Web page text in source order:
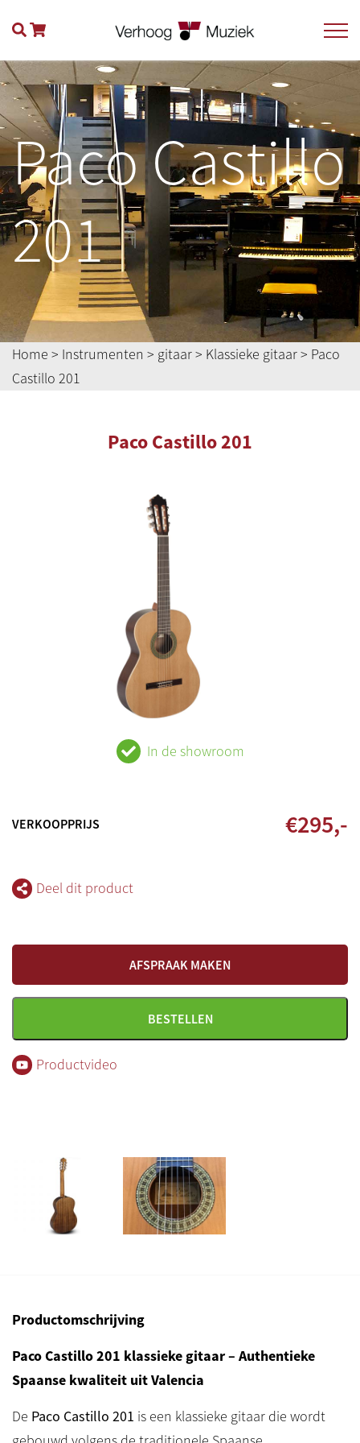
Paco Castillo
201
Home > Instrumenten > gitaar> Klassieke gitaar> Paco
Castillo 201
Paco Castillo 201
In de showroom
VERKOOPPRIJS €295,-
Deel dit product
AFSPRAAK MAKEN
BESTELLEN
Productvideo
Productomschrijving
Paco Castillo 201 klassieke gitaar – Authentieke
Spaanse kwaliteit uit Valencia
De Paco Castillo 201 is een klassieke gitaar die wordt